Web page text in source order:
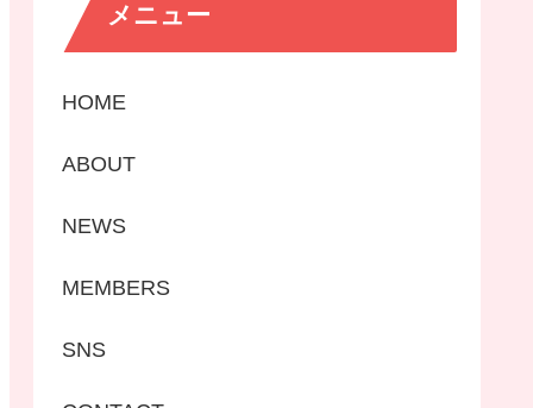
メニュー
HOME
ABOUT
NEWS
MEMBERS
SNS